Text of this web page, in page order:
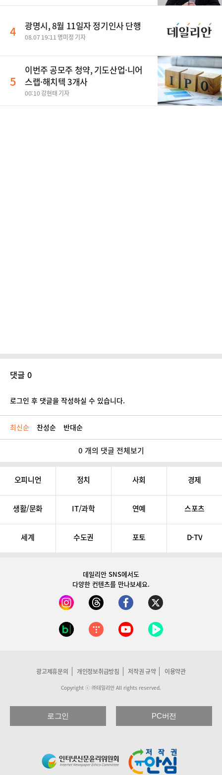
4 광명시, 8월 11일자 정기인사 단행
08.07 19:11 명미정 기자
5
이번주 공모주 청약, 기도산업·니어
스랩·해치텍 3개사
00:10 강현태 기자
댓글 0
로그인 후 댓글을 작성하실 수 있습니다.
최신순 찬성순 반대순
0 개의 댓글 전체보기
오피니언 정치 사회 경제
생활/문화 IT/과학 연예 스포츠
세계 수도권 포토 D-TV
데일리안 SNS에서도
다양한 컨텐츠를 만나보세요.
광고제휴문의 개인정보취급방침 저작권 규약 이용약관
Copyright ⓒ ㈜데일리안 All rights reserved.
로그인 PC버전